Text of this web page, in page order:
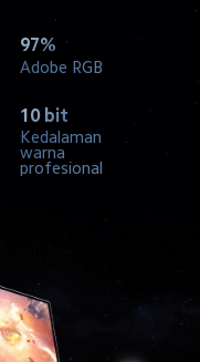
97%
Adobe RGB
10 bit
Kedalaman
warna
profesional